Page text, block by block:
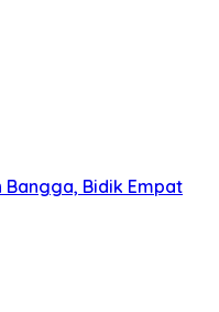
Bangga, Bidik Empat